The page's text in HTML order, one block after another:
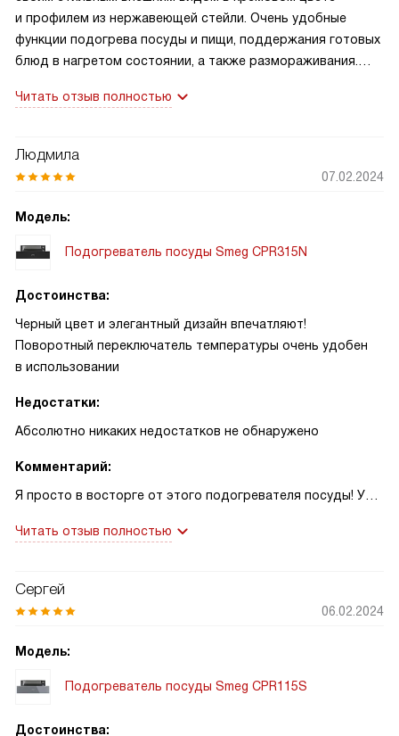
и профилем из нержавеющей стейли. Очень удобные
функции подогрева посуды и пищи, поддержания готовых
блюд в нагретом состоянии, а также размораживания.
регулировки температуры делают его использование
Читать отзыв полностью
Людмила
07.02.2024
Модель:
Подогреватель посуды Smeg CPR315N
Достоинства:
Черный цвет и элегантный дизайн впечатляют!
Поворотный переключатель температуры очень удобен
в использовании
Недостатки:
Абсолютно никаких недостатков не обнаружено
Комментарий:
Я просто в восторге от этого подогревателя посуды! Уже
установили, сразу же оценила все его функции. Подогрев
и размачивание, поддержание готовых блюд в нагретом
остывает быстрее, чем мы едим. Теперь это не проблема!
дольше. А как здорово, что есть функция поднятия теста!
настоящим спасением. Теперь тесто всегда идеально
Читать отзыв полностью
Сергей
06.02.2024
Модель:
Подогреватель посуды Smeg CPR115S
Достоинства: